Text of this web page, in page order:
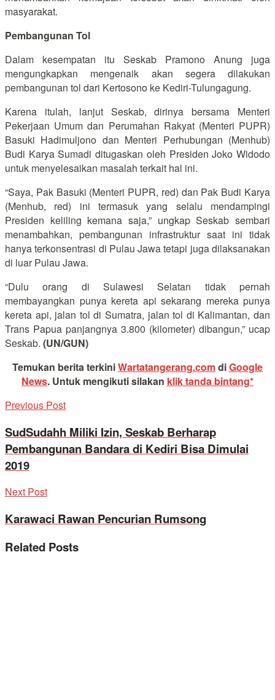
masyarakat.
Pembangunan Tol
Dalam kesempatan itu Seskab Pramono Anung juga
mengungkapkan mengenaik akan segera dilakukan
pembangunan tol dari Kertosono ke Kediri-Tulungagung.
Karena itulah, lanjut Seskab, dirinya bersama Menteri
Pekerjaan Umum dan Perumahan Rakyat (Menteri PUPR)
Basuki Hadimuljono dan Menteri Perhubungan (Menhub)
Budi Karya Sumadi ditugaskan oleh Presiden Joko Widodo
untuk menyelesaikan masalah terkait hal ini.
“Saya, Pak Basuki (Menteri PUPR, red) dan Pak Budi Karya
(Menhub, red) ini termasuk yang selalu mendampingi
Presiden keliling kemana saja,” ungkap Seskab sembari
menambahkan, pembangunan infrastruktur saat ini tidak
hanya terkonsentrasi di Pulau Jawa tetapi juga dilaksanakan
di luar Pulau Jawa.
“Dulu orang di Sulawesi Selatan tidak pernah
membayangkan punya kereta api sekarang mereka punya
kereta api, jalan tol di Sumatra, jalan tol di Kalimantan, dan
Trans Papua panjangnya 3.800 (kilometer) dibangun,” ucap
Seskab. (UN/GUN)
Temukan berita terkiniWartatangerang.comdiGoogle
News. Untuk mengikuti silakan klik tanda bintang*
Previous Post
SudSudahh Miliki Izin, Seskab Berharap
Pembangunan Bandara di Kediri Bisa Dimulai
2019
Next Post
Karawaci Rawan Pencurian Rumsong
Related Posts